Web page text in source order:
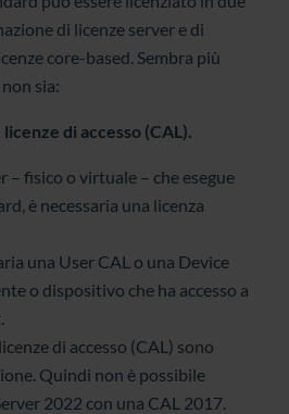
di licenze server e di
core-based. Sembra più
sia:
di accesso (CAL).
– fisico o virtuale – che esegue
è necessaria una licenza
una User CAL o una Device
o dispositivo che ha accesso a
di accesso (CAL) sono
Quindi non è possibile
2022 con una CAL 2017.